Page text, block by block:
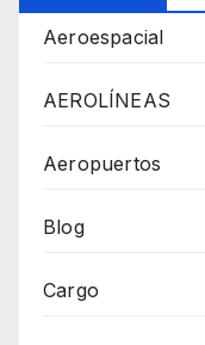
Aeroespacial
AEROLÍNEAS
Aeropuertos
Blog
Cargo